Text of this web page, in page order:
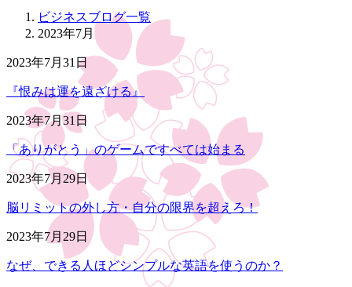
ビジネスブログ一覧
2023年7月
2023年7月31日
『恨みは運を遠ざける』
2023年7月31日
「ありがとう」のゲームですべては始まる
2023年7月29日
脳リミットの外し方・自分の限界を超えろ！
2023年7月29日
なぜ、できる人ほどシンプルな英語を使うのか？